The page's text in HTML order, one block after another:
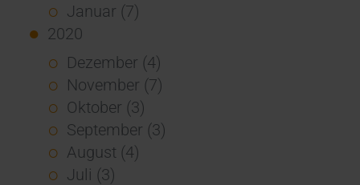
Januar (7)
2020
Dezember (4)
November (7)
Oktober (3)
September (3)
August (4)
Juli (3)